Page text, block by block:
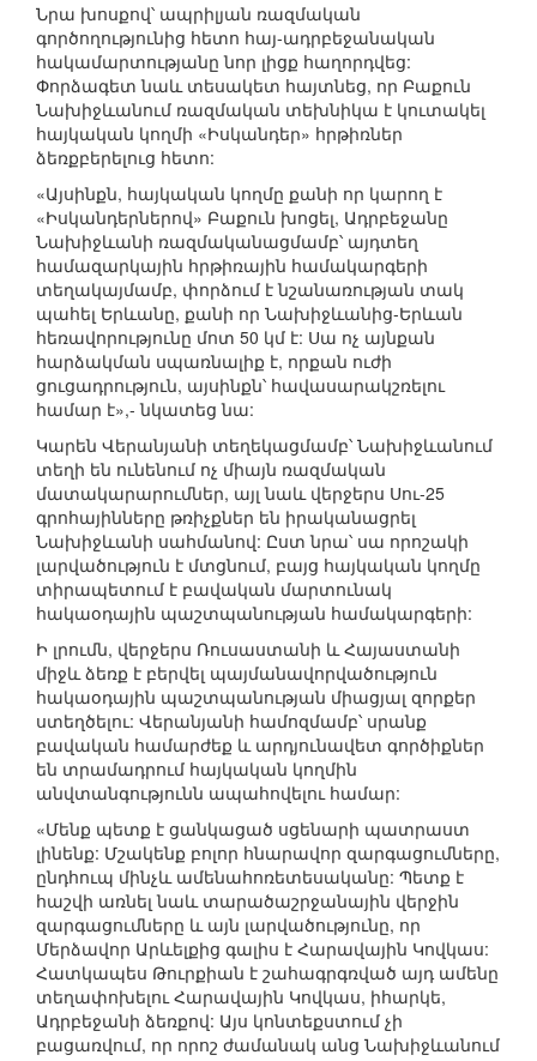
Նրա խոսքով՝ ապրիլյան ռազմական
գործողությունից հետո հայ-ադրբեջանական
հակամարտությանը նոր լիցք հաղորդվեց:
Փորձագետ նաև տեսակետ հայտնեց, որ Բաքուն
Նախիջևանում ռազմական տեխնիկա է կուտակել
հայկական կողմի «Իսկանդեր» հրթիռներ
ձեռքբերելուց հետո:
«Այսինքն, հայկական կողմը քանի որ կարող է
«Իսկանդերներով» Բաքուն խոցել, Ադրբեջանը
Նախիջևանի ռազմականացմամբ՝ այդտեղ
համազարկային հրթիռային համակարգերի
տեղակայմամբ, փորձում է նշանառության տակ
պահել Երևանը, քանի որ Նախիջևանից-Երևան
հեռավորությունը մոտ 50 կմ է: Սա ոչ այնքան
հարձակման սպառնալիք է, որքան ուժի
ցուցադրություն, այսինքն՝ հավասարակշռելու
համար է»,- նկատեց նա:
Կարեն Վերանյանի տեղեկացմամբ՝ Նախիջևանում
տեղի են ունենում ոչ միայն ռազմական
մատակարարումներ, այլ նաև վերջերս Սու-25
գրոհայինները թռիչքներ են իրականացրել
Նախիջևանի սահմանով: Ըստ նրա՝ սա որոշակի
լարվածություն է մտցնում, բայց հայկական կողմը
տիրապետում է բավական մարտունակ
հակաօդային պաշտպանության համակարգերի:
Ի լրումն, վերջերս Ռուսաստանի և Հայաստանի
միջև ձեռք է բերվել պայմանավորվածություն
հակաօդային պաշտպանության միացյալ զորքեր
ստեղծելու: Վերանյանի համոզմամբ՝ սրանք
բավական համարժեք և արդյունավետ գործիքներ
են տրամադրում հայկական կողմին
անվտանգությունն ապահովելու համար:
«Մենք պետք է ցանկացած սցենարի պատրաստ
լինենք: Մշակենք բոլոր հնարավոր զարգացումները,
ընդհուպ մինչև ամենահոռետեսականը: Պետք է
հաշվի առնել նաև տարածաշրջանային վերջին
զարգացումները և այն լարվածությունը, որ
Մերձավոր Արևելքից գալիս է Հարավային Կովկաս:
Հատկապես Թուրքիան է շահագրգռված այդ ամենը
տեղափոխելու Հարավային Կովկաս, իհարկե,
Ադրբեջանի ձեռքով: Այս կոնտեքստում չի
բացառվում, որ որոշ ժամանակ անց Նախիջևանում